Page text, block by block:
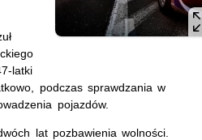
latki
podczas sprawdzania w
pojazdów.
lat pozbawienia wolności.